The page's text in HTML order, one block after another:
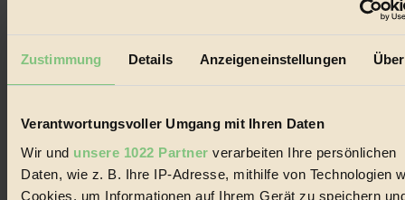
Zustimmung Details Anzeigeneinstellungen
Verantwortungsvoller Umgang mit Ihren Daten
Wir und unsere 1022 Partner verarbeiten Ihre persönlichen
Daten, wie z. B. Ihre IP-Adresse, mithilfe von Technologien
Cookies, um Informationen auf Ihrem Gerät zu speichern
Impressum & Disclaimer
Datenschutz
Mediadaten